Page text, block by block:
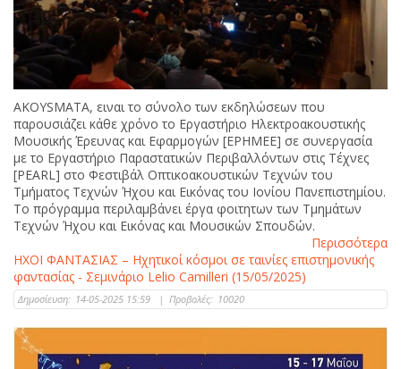
AKOYSMATA, ειναι το σύνολο των εκδηλώσεων που
παρουσιάζει κάθε χρόνο το Εργαστήριο Ηλεκτροακουστικής
Μουσικής Έρευνας και Εφαρμογών [ΕΡΗΜΕΕ] σε συνεργασία
με το Εργαστήριο Παραστατικών Περιβαλλόντων στις Τέχνες
[PEARL] στο Φεστιβάλ Οπτικοακουστικών Τεχνών του
Τμήματος Τεχνών Ήχου και Εικόνας του Ιονίου Πανεπιστημίου.
Το πρόγραμμα περιλαμβάνει έργα φοιτητων των Τμημάτων
Τεχνών Ήχου και Εικόνας και Μουσικών Σπουδών.
Περισσότερα
ΗΧΟΙ ΦΑΝΤΑΣΙΑΣ – Ηχητικοί κόσμοι σε ταινίες επιστημονικής
φαντασίας - Σεμινάριο Lelio Camilleri (15/05/2025)
Δημοσίευση: 14-05-2025 15:59 | Προβολές: 10020